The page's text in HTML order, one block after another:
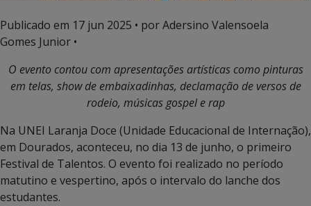
Publicado em 17 jun 2025 • por Adersino Valensoela
Gomes Junior •
O evento contou com apresentações artísticas como pinturas
em telas, show de embaixadinhas, declamação de versos de
rodeio, músicas gospel e rap
Na UNEI Laranja Doce (Unidade Educacional de Internação),
em Dourados, aconteceu, no dia 13 de junho, o primeiro
Festival de Talentos. O evento foi realizado no período
matutino e vespertino, após o intervalo do lanche dos
estudantes.